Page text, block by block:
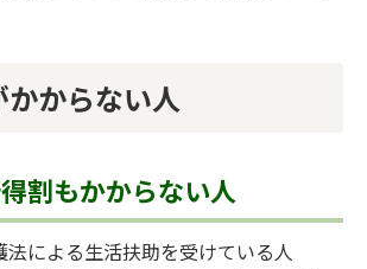
からない人
割もかからない人
法による生活扶助を受けている人